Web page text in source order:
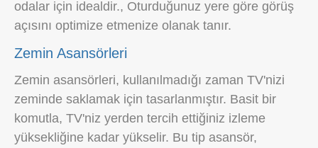
odalar için idealdir., Oturduğunuz yere göre görüş
açısını optimize etmenize olanak tanır.
Zemin Asansörleri
Zemin asansörleri, kullanılmadığı zaman TV'nizi
zeminde saklamak için tasarlanmıştır. Basit bir
komutla, TV'niz yerden tercih ettiğiniz izleme
yüksekliğine kadar yükselir. Bu tip asansör,